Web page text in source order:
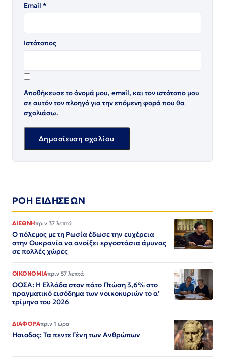
Email *
Ιστότοπος
Αποθήκευσε το όνομά μου, email, και τον ιστότοπο μου
σε αυτόν τον πλοηγό για την επόμενη φορά που θα
σχολιάσω.
ΡΟΗ ΕΙΔΗΣΕΩΝ
ΔΙΕΘΝΗπριν 37 λεπτά
Ο πόλεμος με τη Ρωσία έδωσε την ευχέρεια
στην Ουκρανία να ανοίξει εργοστάσια άμυνας
σε πολλές χώρες
ΟΙΚΟΝΟΜΙΑπριν 57 λεπτά
ΟΟΣΑ: Η Ελλάδα στον πάτο Πτώση 3,6% στο
πραγματικό εισόδημα των νοικοκυριών το α’
τρίμηνο του 2026
ΔΙΑΦΟΡΑπριν 1 ώρα
Ησιοδος: Τα πεντε Γένη των Ανθρώπων